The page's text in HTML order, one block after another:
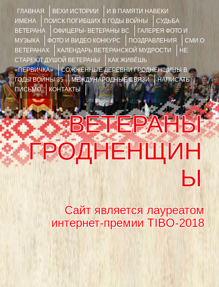
ГЛАВНАЯ ВЕХИ ИСТОРИИ
И В ПАМЯТИ НАВЕКИ
ИМЕНА
ПОИСК ПОГИБШИХ В ГОДЫ ВОЙНЫ
СУДЬБА
ВЕТЕРАНА
ОФИЦЕРЫ- ВЕТЕРАНЫ ВС
ГАЛЕРЕЯ ФОТО И
МУЗЫКА
ФОТО И ВИДЕО КОНКУРС ПОЗДРАВЛЕНИЯ
СМИ О
ВЕТЕРАНАХ
КАЛЕНДАРЬ ВЕТЕРАНСКОЙ МУДРОСТИ
НЕ
СТАРЕЮТ ДУШОЙ ВЕТЕРАНЫ
КАК ЖИВЁШЬ
«ПЕРВИЧКА»
СОЖЖЁННЫЕ ДЕРЕВНИ ГРОДНЕНЩИНЫ В
ГОДЫ ВОЙНЫ 35
МЕЖДУНАРОДНЫЕ СВЯЗИ
НАПИСАТЬ
ПИСЬМО
КОНТАКТЫ
ВЕТЕРАНЫ
ГРОДНЕНЩИН
Ы
Сайт является лауреатом
интернет-премии TIBO-2018